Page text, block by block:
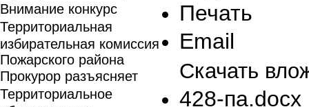
Внимание конкурс
Территориальная
избирательная комиссия
Пожарского района
Прокурор разъясняет
Территориальное
Печать
Email
Скачать
428-па.docx